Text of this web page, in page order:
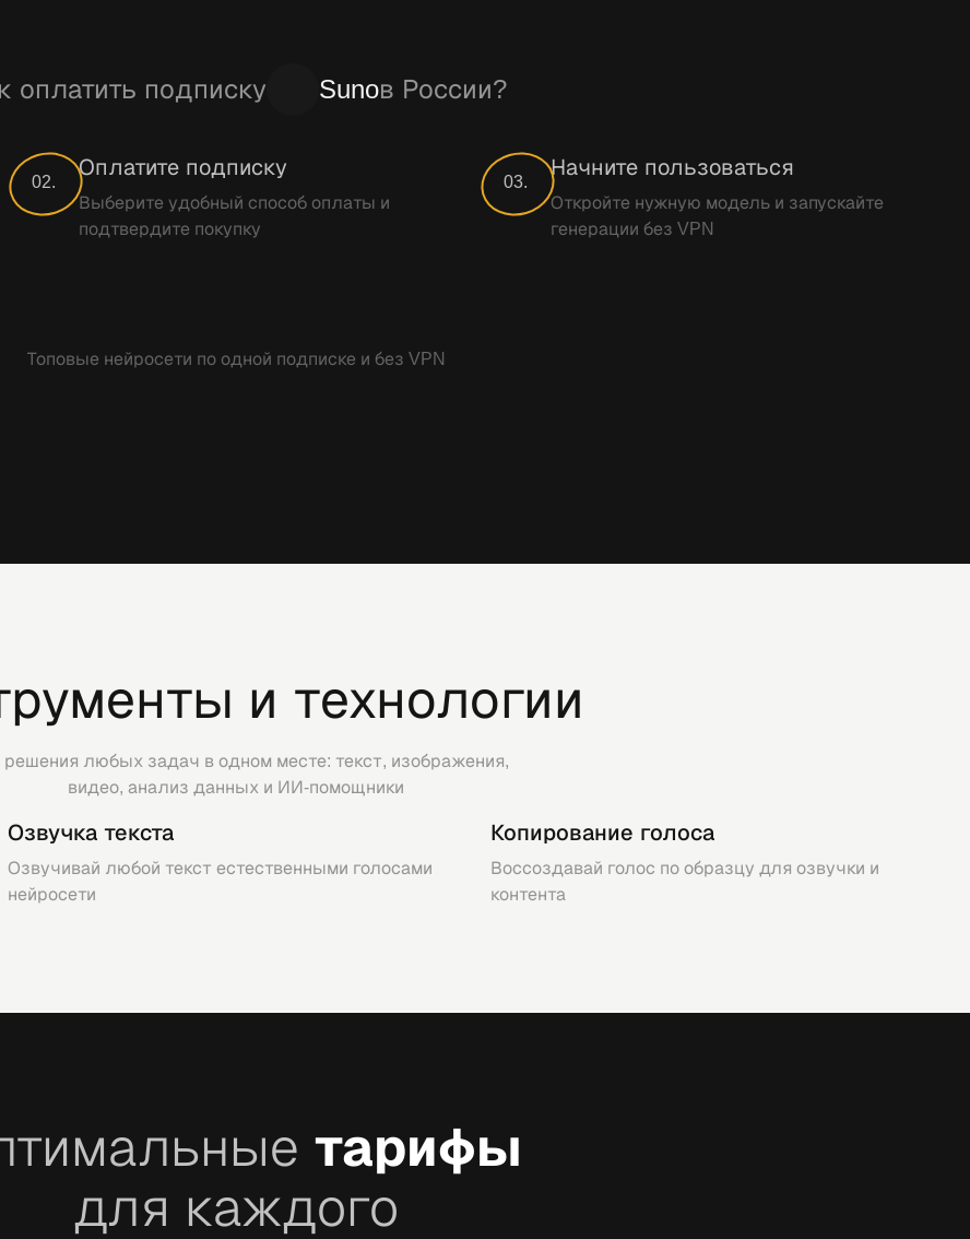
оплатить подписку Sunoв России?
02.
Оплатите подписку
Выберите удобный способ оплаты и
подтвердите покупку
03.
Начните пользоваться
Откройте нужную модель и запускайте
генерации без VPN
Топовые нейросети по одной подписке и без VPN
и технологии
любых задач в одном месте: текст, изображения,
видео, анализ данных и ИИ-помощники
Озвучка текста
Озвучивай любой текст естественными голосами
нейросети
Копирование голоса
Воссоздавай голос по образцу для озвучки и
контента
тарифы
для каждого